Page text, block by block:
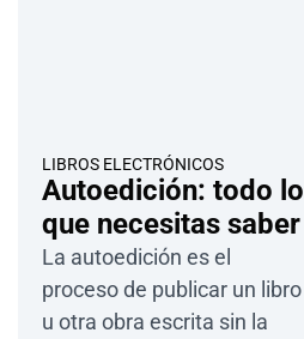
LIBROS ELECTRÓNICOS
Autoedición: todo lo
que necesitas saber
La autoedición es el
proceso de publicar un libro
u otra obra escrita sin la